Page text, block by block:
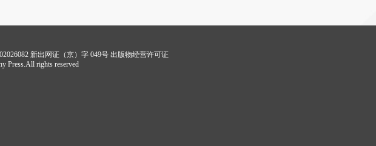
新出网证（京）字 049号 出版物经营许可证
Press.All rights reserved